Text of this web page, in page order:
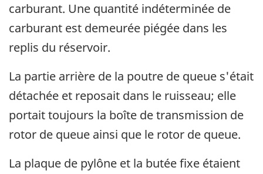
carburant. Une quantité indéterminée de
carburant est demeurée piégée dans les
replis du réservoir.
La partie arrière de la poutre de queue s'était
détachée et reposait dans le ruisseau; elle
portait toujours la boîte de transmission de
rotor de queue ainsi que le rotor de queue.
La plaque de pylône et la butée fixe étaient